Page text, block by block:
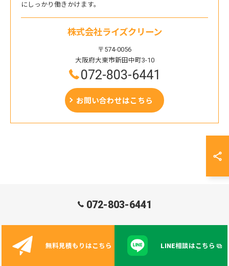
にしっかり働きかけます。
株式会社ライズクリーン
〒574-0056
大阪府大東市新田中町3-10
072-803-6441
お問い合わせはこちら
カテゴリー Categories
072-803-6441
無料見積もりはこちら LINE相談はこちら